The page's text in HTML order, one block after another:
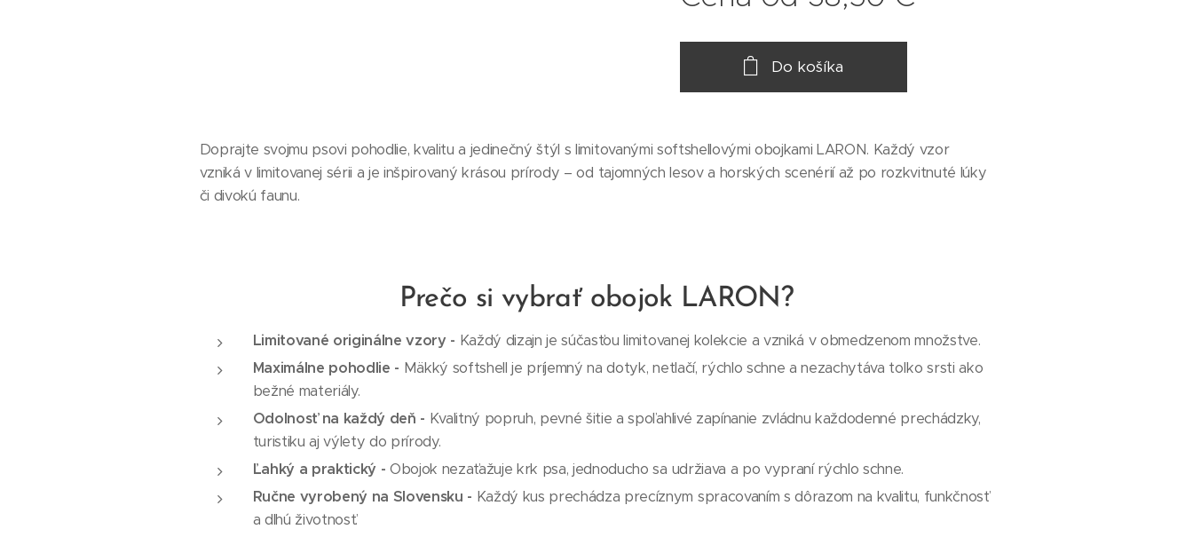
Do košíka
Doprajte svojmu psovi pohodlie, kvalitu a jedinečný štýl s limitovanými softshellovými obojkami LARON. Každý vzor
vzniká v limitovanej sérii a je inšpirovaný krásou prírody – od tajomných lesov a horských scenérií až po rozkvitnuté lúky
či divokú faunu.
Prečo si vybrať obojok LARON?
Limitované originálne vzory - Každý dizajn je súčasťou limitovanej kolekcie a vzniká v obmedzenom množstve.
Maximálne pohodlie - Mäkký softshell je príjemný na dotyk, netlačí, rýchlo schne a nezachytáva toľko srsti ako
bežné materiály.
Odolnosť na každý deň - Kvalitný popruh, pevné šitie a spoľahlivé zapínanie zvládnu každodenné prechádzky,
turistiku aj výlety do prírody.
Ľahký a praktický - Obojok nezaťažuje krk psa, jednoducho sa udržiava a po vypraní rýchlo schne.
Ručne vyrobený na Slovensku - Každý kus prechádza precíznym spracovaním s dôrazom na kvalitu, funkčnosť
a dlhú životnosť.